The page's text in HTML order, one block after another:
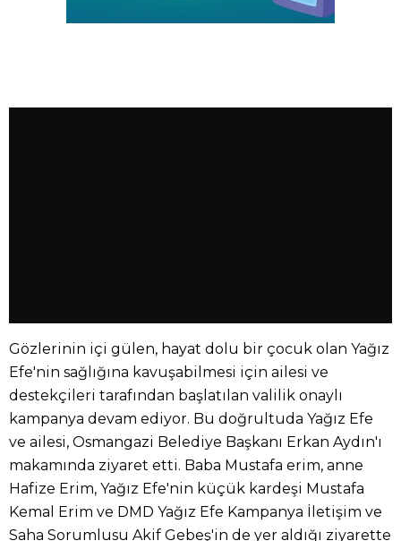
Gözlerinin içi gülen, hayat dolu bir çocuk olan Yağız
Efe'nin sağlığına kavuşabilmesi için ailesi ve
destekçileri tarafından başlatılan valilik onaylı
kampanya devam ediyor. Bu doğrultuda Yağız Efe
ve ailesi, Osmangazi Belediye Başkanı Erkan Aydın'ı
makamında ziyaret etti. Baba Mustafa erim, anne
Hafize Erim, Yağız Efe'nin küçük kardeşi Mustafa
Kemal Erim ve DMD Yağız Efe Kampanya İletişim ve
Saha Sorumlusu Akif Gebeş'in de yer aldığı ziyarette